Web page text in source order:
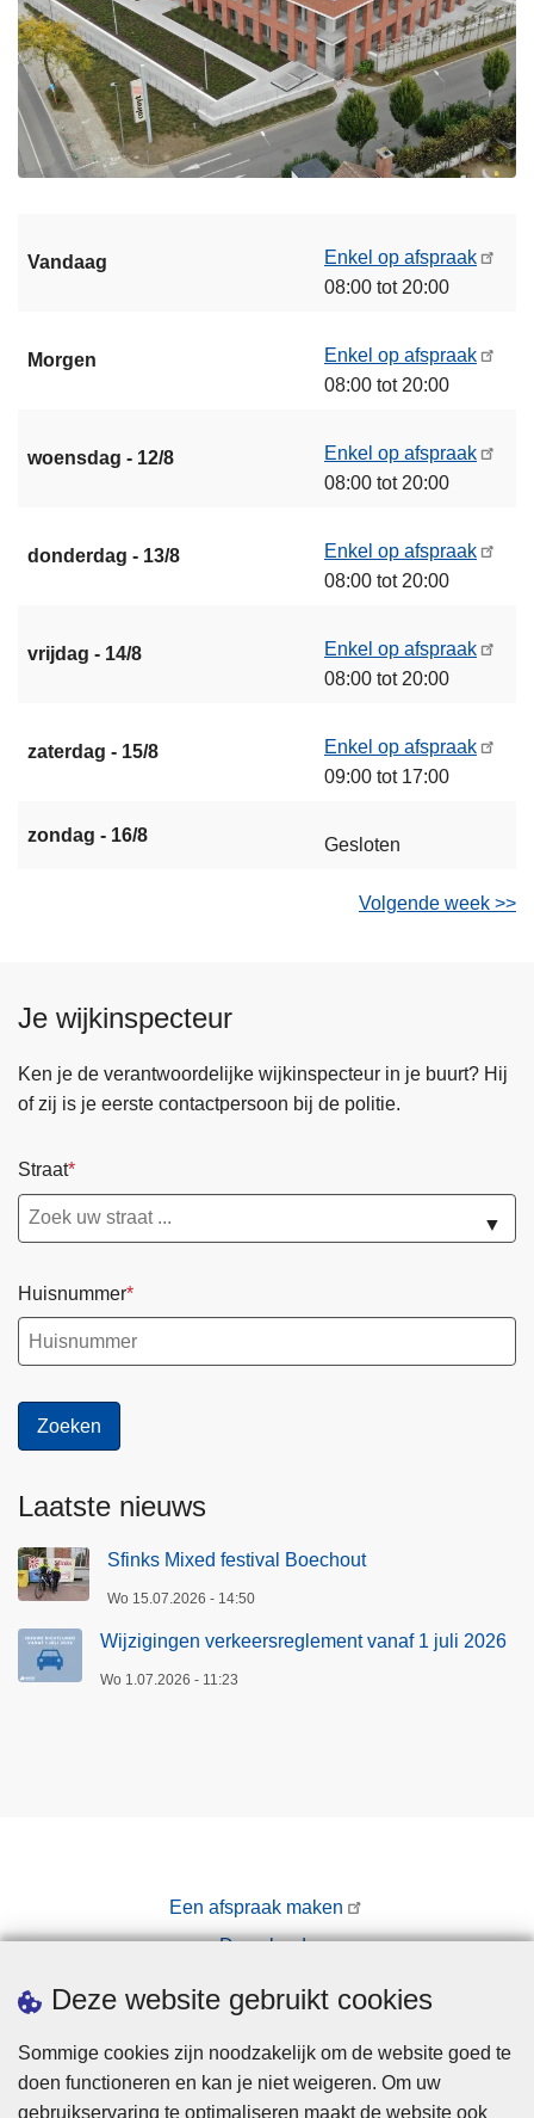
Deze website gebruikt cookies
Sommige cookies zijn noodzakelijk om de website goed te
doen functioneren en kan je niet weigeren. Om uw
gebruikservaring te optimaliseren maakt de website ook
Vandaag
Enkel op afspraak
08:00 tot 20:00
Morgen
Enkel op afspraak
08:00 tot 20:00
woensdag - 12/8
Enkel op afspraak
08:00 tot 20:00
donderdag - 13/8
Enkel op afspraak
08:00 tot 20:00
vrijdag - 14/8
Enkel op afspraak
08:00 tot 20:00
zaterdag - 15/8
Enkel op afspraak
09:00 tot 17:00
zondag - 16/8 Gesloten
Volgende week >>
Je wijkinspecteur
Ken je de verantwoordelijke wijkinspecteur in je buurt? Hij
of zij is je eerste contactpersoon bij de politie.
Straat
▼
Huisnummer
Laatste nieuws
Sfinks Mixed festival Boechout
Wo 15.07.2026 - 14:50
Wijzigingen verkeersreglement vanaf 1 juli 2026
Wo 1.07.2026 - 11:23
Een afspraak maken
Downloads
Pers